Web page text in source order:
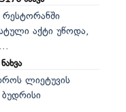
რესტორანში
აქტი უწოდა,
ლიეტუვის